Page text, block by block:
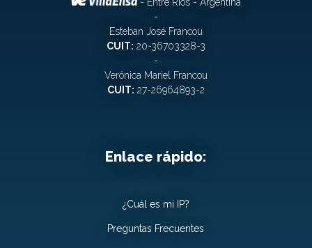
- Entre Ríos - Argentina
-
Esteban José Francou
CUIT: 20-36703328-3
-
Verónica Mariel Francou
CUIT: 27-26964893-2
Enlace rápido:
¿Cuál es mi IP?
Preguntas Frecuentes